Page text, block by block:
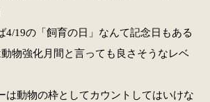
4/19の「飼育の日」なんて記念日もある
物強化月間と言っても良さそうなレベ
は動物の枠としてカウントしてはいけな